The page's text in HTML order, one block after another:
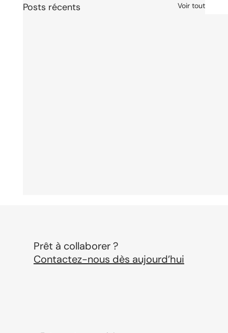
Posts récents Voir tout
Prêt à collaborer ?
Contactez-nous dès aujourd’hui